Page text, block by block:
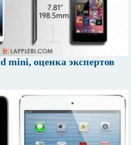
mini, оценка экспертов